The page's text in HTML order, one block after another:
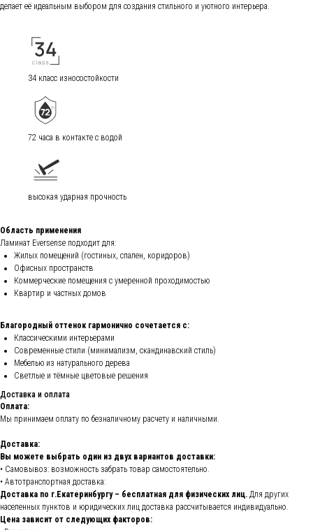
делает её идеальным выбором для создания стильного и уютного интерьера.
34 класс износостойкости
72 часа в контакте с водой
высокая ударная прочность
Область применения
Ламинат Eversense подходит для:
Жилых помещений (гостиных, спален, коридоров)
Офисных пространств
Коммерческие помещения с умеренной проходимостью
Квартир и частных домов
Благородный оттенок гармонично сочетается с:
Классическими интерьерами
Современные стили (минимализм, скандинавский стиль)
Мебелью из натурального дерева
Светлые и тёмные цветовые решения
Доставка и оплата
Оплата:
Мы принимаем оплату по безналичному расчету и наличными.
Доставка:
Вы можете выбрать один из двух вариантов доставки:
• Самовывоз: возможность забрать товар самостоятельно.
• Автотранспортная доставка:
Доставка по г.Екатеринбургу – бесплатная для физических лиц. Для других
населенных пунктов и юридических лиц доставка рассчитывается индивидуально.
Цена зависит от следующих факторов: